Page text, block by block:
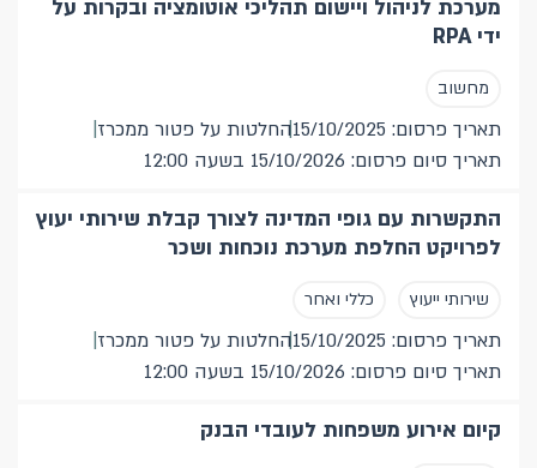
מערכת לניהול ויישום תהליכי אוטומציה ובקרות על
ידי RPA
מחשוב
תאריך פרסום: 15/10/2025
החלטות על פטור ממכרז
תאריך סיום פרסום: 15/10/2026 בשעה 12:00
התקשרות עם גופי המדינה לצורך קבלת שירותי יעוץ
לפרויקט החלפת מערכת נוכחות ושכר
שירותי ייעוץ כללי ואחר
תאריך פרסום: 15/10/2025
החלטות על פטור ממכרז
תאריך סיום פרסום: 15/10/2026 בשעה 12:00
קיום אירוע משפחות לעובדי הבנק